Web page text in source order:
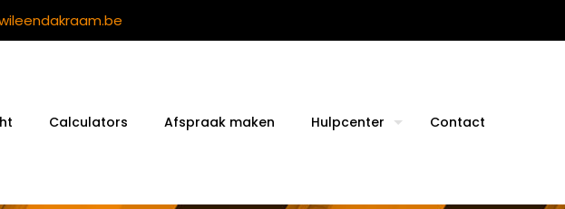
Calculators Afspraak maken Hulpcenter Contact